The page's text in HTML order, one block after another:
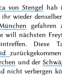
von Stengel hab
wieder
gefahren
will nächsten
Diese
und der
nicht verbergen